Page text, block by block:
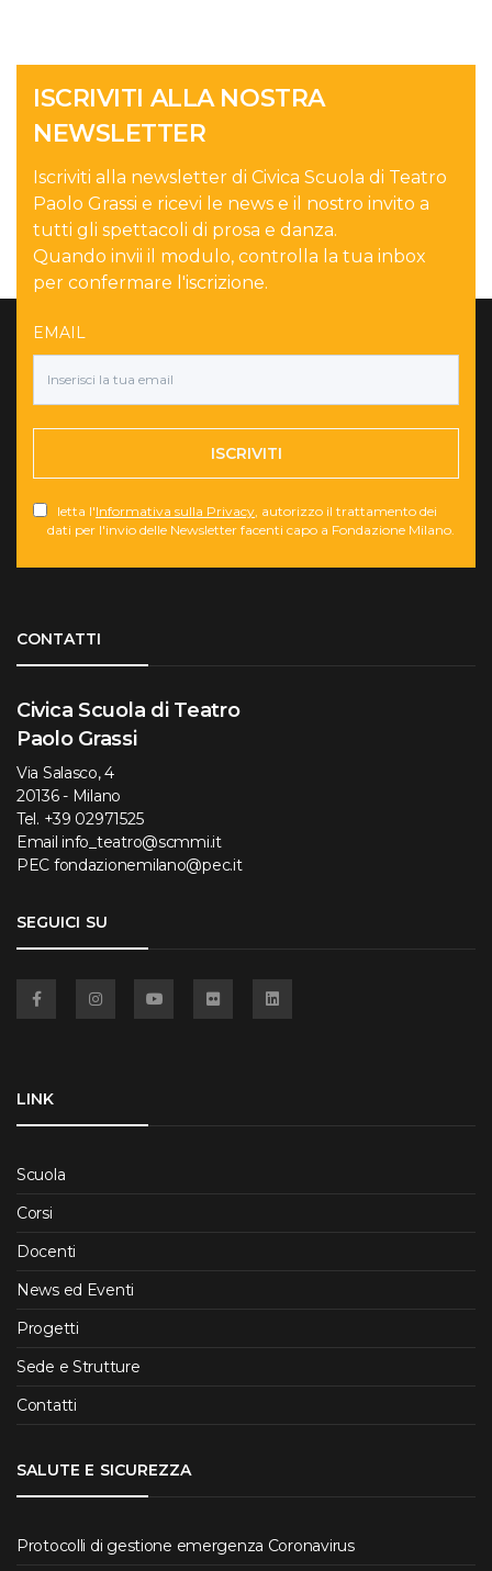
ISCRIVITI ALLA NOSTRA
NEWSLETTER
Iscriviti alla newsletter di Civica Scuola di Teatro
Paolo Grassi e ricevi le news e il nostro invito a
tutti gli spettacoli di prosa e danza.
Quando invii il modulo, controlla la tua inbox
per confermare l'iscrizione.
EMAIL
ISCRIVITI
letta l'Informativa sulla Privacy, autorizzo il trattamento dei
dati per l'invio delle Newsletter facenti capo a Fondazione Milano.
CONTATTI
Civica Scuola di Teatro
Paolo Grassi
Via Salasco, 4
20136 - Milano
Tel. +39 02971525
Email info_teatro@scmmi.it
PEC fondazionemilano@pec.it
SEGUICI SU
LINK
Scuola
Corsi
Docenti
News ed Eventi
Progetti
Sede e Strutture
Contatti
SALUTE E SICUREZZA
Protocolli di gestione emergenza Coronavirus